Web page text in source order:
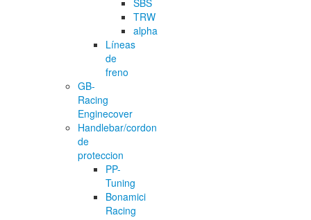
TRW
alpha
Líneas
de
freno
GB-
Racing
Enginecover
Handlebar/cordon
de
proteccion
PP-
Tuning
Bonamici
Racing